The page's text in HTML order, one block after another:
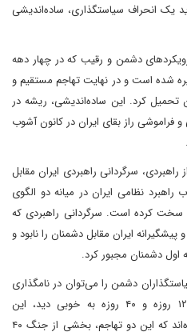
یک انحراف سیاستگذاری، ساده‌اندیشی
دشمن و رقیب که در چهار دهه
شده است و در نهایت تهاجم مستقیم و
بر ایران تحمیل کرد. این ساده‌اندیشی، ریشه در
جنگ در دهه ۱۳۸۰ شمسی و فراموشی راز بقای ایران در کانون آشوب
سرگردانی راهبردی ایران مقابل
نظامی ایران در میانه دو الگوی
سخت کرده است. سرگردانی راهبردی که
ایران مقابل دشمنان را نابود و
اول دشمنان مجبور کرد.
دشمن را می‌توان در نامگذاری
دو تهاجم اخیر به عنوان دو جنگ ۱۲ روزه و ۴۰ روزه به خوبی دید، این
سیاستگذاران ایرانی هنوز متوجه نشده‌اند که این دو تهاجم، بخشی از جنگ ۴۰